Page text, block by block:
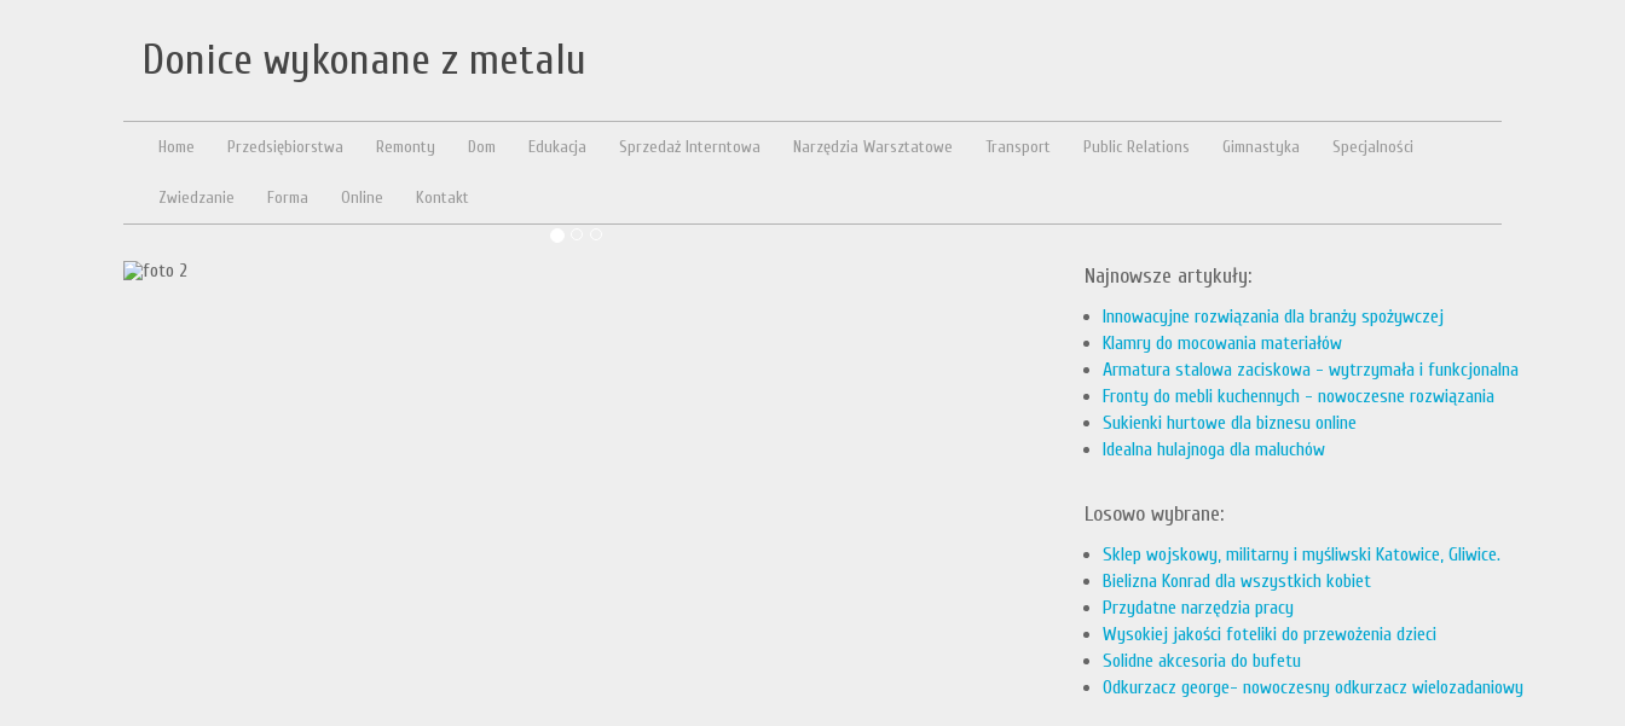
Donice wykonane z metalu
Home Przedsiębiorstwa Remonty Dom Edukacja Sprzedaż Interntowa Narzędzia Warsztatowe Transport Public Relations Gimnastyka Specjalności
Zwiedzanie Forma Online Kontakt
Najnowsze artykuły:
Innowacyjne rozwiązania dla branży spożywczej
Klamry do mocowania materiałów
Armatura stalowa zaciskowa - wytrzymała i funkcjonalna
Fronty do mebli kuchennych - nowoczesne rozwiązania
Sukienki hurtowe dla biznesu online
Idealna hulajnoga dla maluchów
Losowo wybrane:
Sklep wojskowy, militarny i myśliwski Katowice, Gliwice.
Bielizna Konrad dla wszystkich kobiet
Przydatne narzędzia pracy
Wysokiej jakości foteliki do przewożenia dzieci
Solidne akcesoria do bufetu
Odkurzacz george- nowoczesny odkurzacz wielozadaniowy